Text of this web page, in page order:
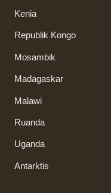
Kenia
Republik Kongo
Mosambik
Madagaskar
Malawi
Ruanda
Uganda
Antarktis